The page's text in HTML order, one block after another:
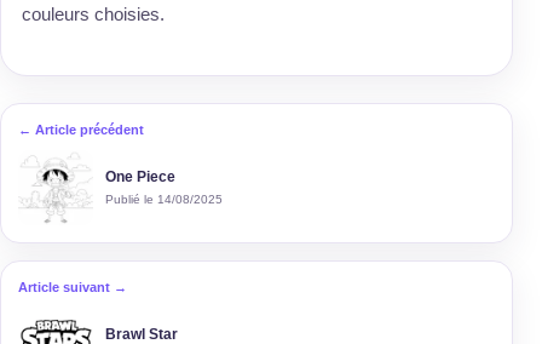
couleurs choisies.
← Article précédent
One Piece
Publié le 14/08/2025
Article suivant →
Brawl Star